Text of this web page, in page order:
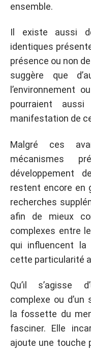
ensemble.
Il existe aussi
identiques
présence ou non de
suggère que
l’environnement
pourraient
manifestation de
Malgré ces
mécanismes
développement
restent encore en
recherches
afin de mieux
complexes entre
qui influencent la
cette particularité
Qu’il s’agisse
complexe ou
la fossette du
fasciner. Elle
ajoute une touche